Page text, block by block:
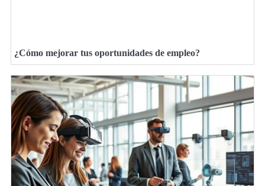
¿Cómo mejorar tus oportunidades de empleo?